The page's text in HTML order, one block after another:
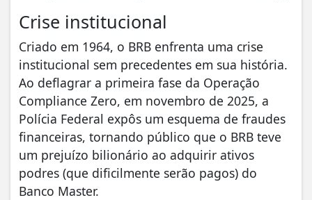
Crise institucional
Criado em 1964, o BRB enfrenta uma crise
institucional sem precedentes em sua história.
Ao deflagrar a primeira fase da Operação
Compliance Zero, em novembro de 2025, a
Polícia Federal expôs um esquema de fraudes
financeiras, tornando público que o BRB teve
um prejuízo bilionário ao adquirir ativos
podres (que dificilmente serão pagos) do
Banco Master.